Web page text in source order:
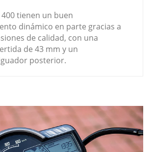
tienen un buen
dinámico en parte gracias a
de calidad, con una
de 43 mm y un
posterior.